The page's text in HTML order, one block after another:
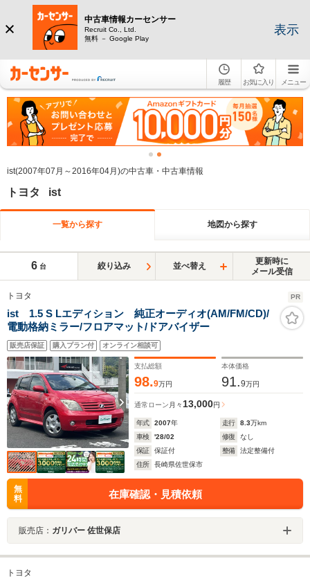
中古車情報カーセンサー
Recruit Co., Ltd.
無料 － Google Play
表示
履歴 お気に入り メニュー
ist(2007年07月～2016年04月)の中古車・中古車情報
トヨタ ist
一覧から探す 地図から探す
6 台 絞り込み 並べ替え
更新時に
メール受信
トヨタ PR
ist 1.5 S Lエディション 純正オーディオ(AM/FM/CD)/
電動格納ミラー/フロアマット/ドアバイザー
販売店保証 購入プラン付 オンライン相談可
支払総額
98.9万円
本体価格
91.9万円
通常ローン 月々13,000円
年式 2007年 走行 8.3万km
車検
'28/02 修復
なし
保証
保証付 整備
法定整備付
住所
長崎県佐世保市
無
料
在庫確認・見積依頼
販売店： ガリバー 佐世保店
トヨタ